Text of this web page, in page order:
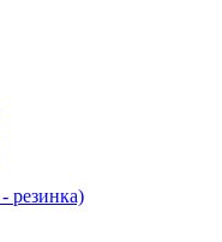
резинка)